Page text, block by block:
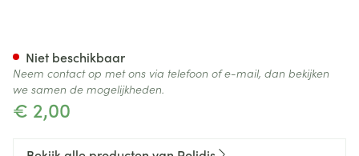
€ 2,00
Niet beschikbaar
Neem contact op met ons via telefoon of e-mail, dan bekijken
we samen de mogelijkheden.